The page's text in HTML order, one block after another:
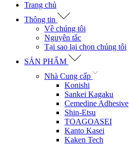
Trang chủ
Thông tin
Về chúng tôi
Nguyên tắc
Tại sao lại chọn chúng tôi
SẢN PHẨM
Nhà Cung cấp
Konishi
Sankei Kagaku
Cemedine Adhesive
Shin-Etsu
TOAGOASEI
Kanto Kasei
Kaken Tech